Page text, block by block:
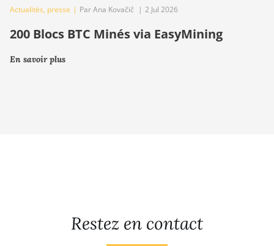
Actualités, presse | Par Ana Kovačič | 2 Jul 2026
200 Blocs BTC Minés via EasyMining
En savoir plus
Restez en contact